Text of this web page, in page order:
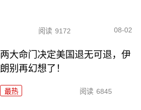
阅读 9172 08-02
两大命门决定美国退无可退，伊
朗别再幻想了！
最热 阅读 6845